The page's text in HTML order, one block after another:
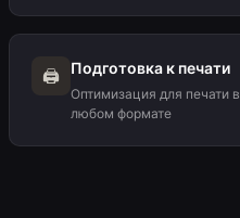
🖨️ Подготовка к печати
Оптимизация для печати в
любом формате